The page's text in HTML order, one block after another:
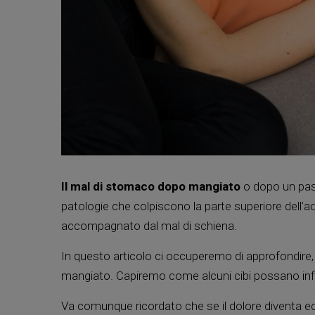
Il mal di stomaco dopo mangiato o dopo un
patologie che colpiscono la parte superiore
accompagnato dal mal di schiena.
In questo articolo ci occuperemo di
mangiato. Capiremo come alcuni cibi possano
Va comunque ricordato che se il dolore diventa